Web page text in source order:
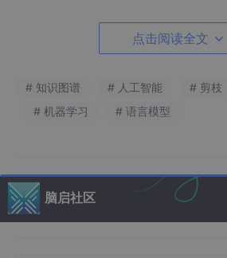
如何学习大模型 AI ？
但是具体到个人，只能说是：
“最先掌握AI的人，将会比较晚掌握AI的人
点击阅读全文
# 知识图谱 # 人工智能 # 剪枝
# 机器学习
# 语言模型
脑启社区